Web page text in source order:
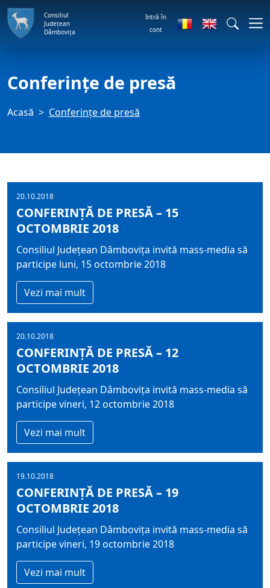
Consiliul
Județean
Dâmbovița
Intră în
cont
Conferințe de presă
Acasă Conferințe de presă
20.10.2018
CONFERINȚĂ DE PRESĂ – 15
OCTOMBRIE 2018
Consiliul Județean Dâmbovița invită mass-media să
participe luni, 15 octombrie 2018
Vezi mai mult
20.10.2018
CONFERINȚĂ DE PRESĂ – 12
OCTOMBRIE 2018
Consiliul Județean Dâmbovița invită mass-media să
participe vineri, 12 octombrie 2018
Vezi mai mult
19.10.2018
CONFERINȚĂ DE PRESĂ – 19
OCTOMBRIE 2018
Consiliul Județean Dâmbovița invită mass-media să
participe vineri, 19 octombrie 2018
Vezi mai mult